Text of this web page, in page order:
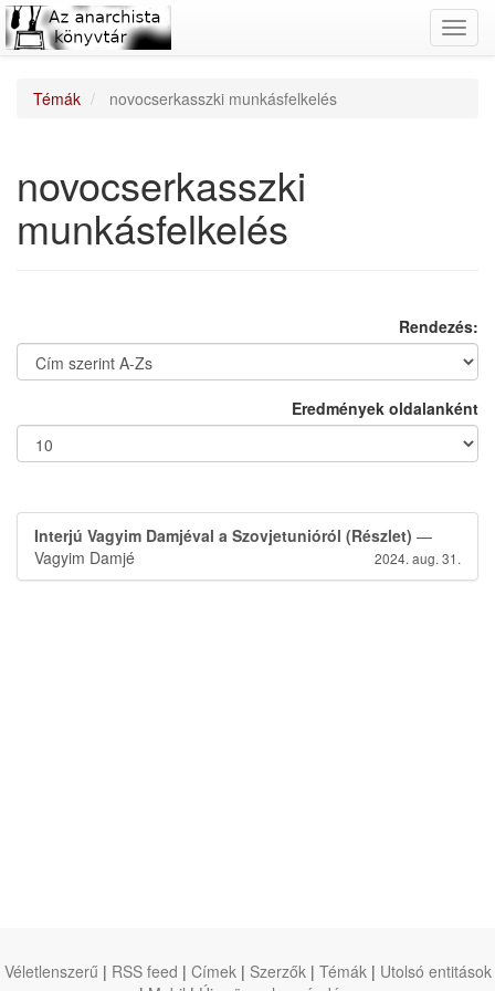
Témák novocserkasszki munkásfelkelés
novocserkasszki
munkásfelkelés
Rendezés:
Eredmények oldalanként
Interjú Vagyim Damjéval a Szovjetunióról (Részlet) —
Vagyim Damjé
2024. aug. 31.
Véletlenszerű | RSS feed | Címek | Szerzők | Témák | Utolsó entitások